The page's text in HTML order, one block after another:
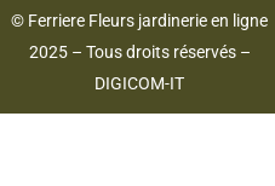
© Ferriere Fleurs jardinerie en ligne
2025 – Tous droits réservés –
DIGICOM-IT